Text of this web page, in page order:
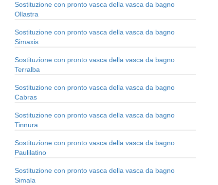
Sostituzione con pronto vasca della vasca da bagno
Ollastra
Sostituzione con pronto vasca della vasca da bagno
Simaxis
Sostituzione con pronto vasca della vasca da bagno
Terralba
Sostituzione con pronto vasca della vasca da bagno
Cabras
Sostituzione con pronto vasca della vasca da bagno
Tinnura
Sostituzione con pronto vasca della vasca da bagno
Paulilatino
Sostituzione con pronto vasca della vasca da bagno
Simala